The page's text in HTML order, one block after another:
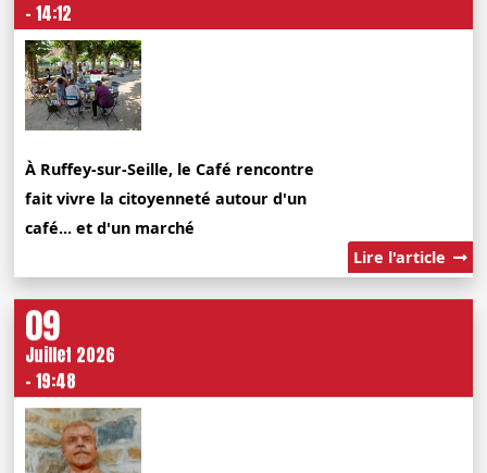
- 14:12
À Ruffey-sur-Seille, le Café rencontre
fait vivre la citoyenneté autour d'un
café... et d'un marché
Lire l'article
09
Juillet 2026
- 19:48